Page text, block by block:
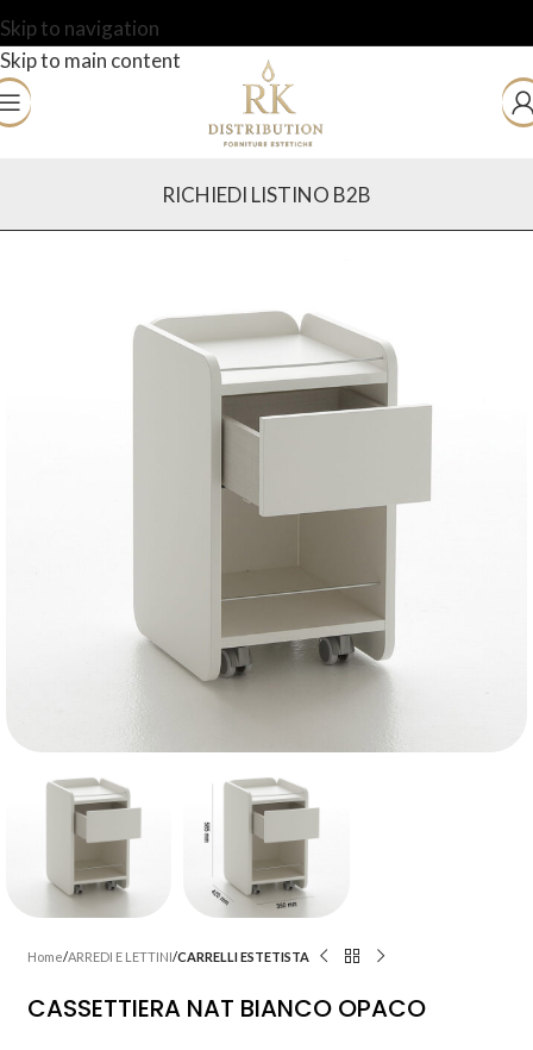
Skip to navigation
Skip to main content
RICHIEDI LISTINO B2B
Home ARREDI E LETTINI CARRELLI ESTETISTA
CASSETTIERA NAT BIANCO OPACO